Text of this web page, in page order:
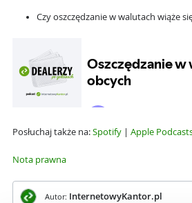
Czy oszczędzanie w walutach wiąże
Posłuchaj także na:Spotify | Apple
Nota prawna
Autor: InternetowyKantor.pl